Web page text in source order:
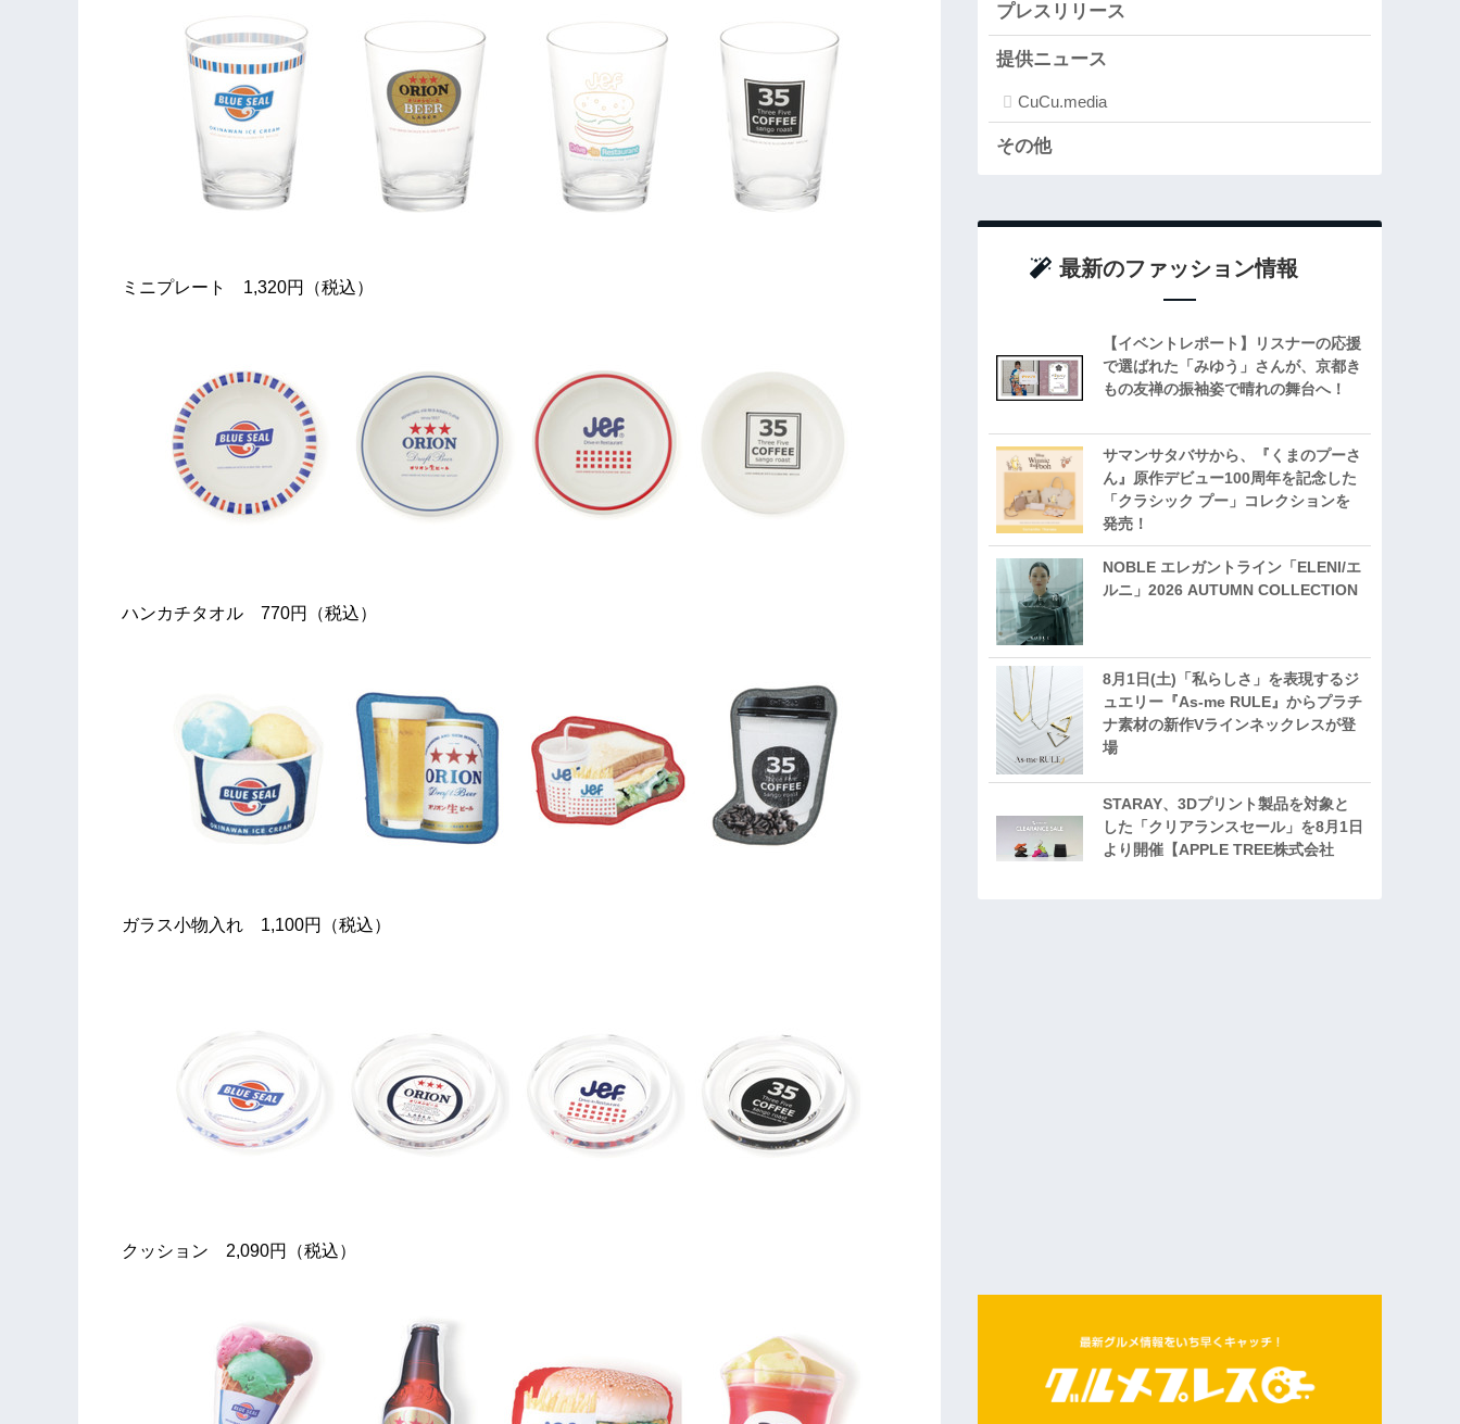
ミニプレート 1,320円（税込）
ハンカチタオル 770円（税込）
ガラス小物入れ 1,100円（税込）
クッション 2,090円（税込）
プレスリリース
提供ニュース
CuCu.media
その他
最新のファッション情報
【イベントレポート】リスナーの応援
で選ばれた「みゆう」さんが、京都き
もの友禅の振袖姿で晴れの舞台へ！
サマンサタバサから、『くまのプーさ
ん』原作デビュー100周年を記念した
「クラシック プー」コレクションを
発売！
NOBLE エレガントライン「ELENI/エ
ルニ」2026 AUTUMN COLLECTION
8月1日(土)「私らしさ」を表現するジ
ュエリー『As-me RULE』からプラチ
ナ素材の新作Vラインネックレスが登
場
STARAY、3Dプリント製品を対象と
した「クリアランスセール」を8月1日
より開催【APPLE TREE株式会社